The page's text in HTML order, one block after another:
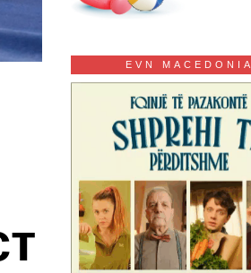
EVN MACEDONIA